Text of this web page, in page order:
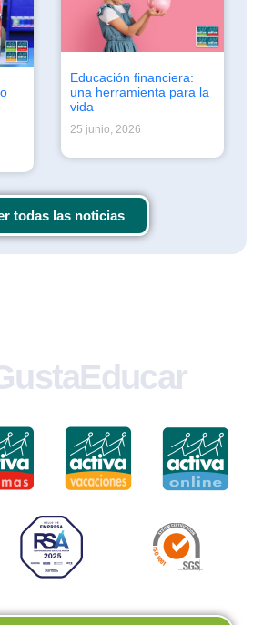
Educación financiera:
una herramienta para la
vida
25 junio, 2026
todas las noticias